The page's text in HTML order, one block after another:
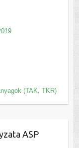
(TAK, TKR)
ASP